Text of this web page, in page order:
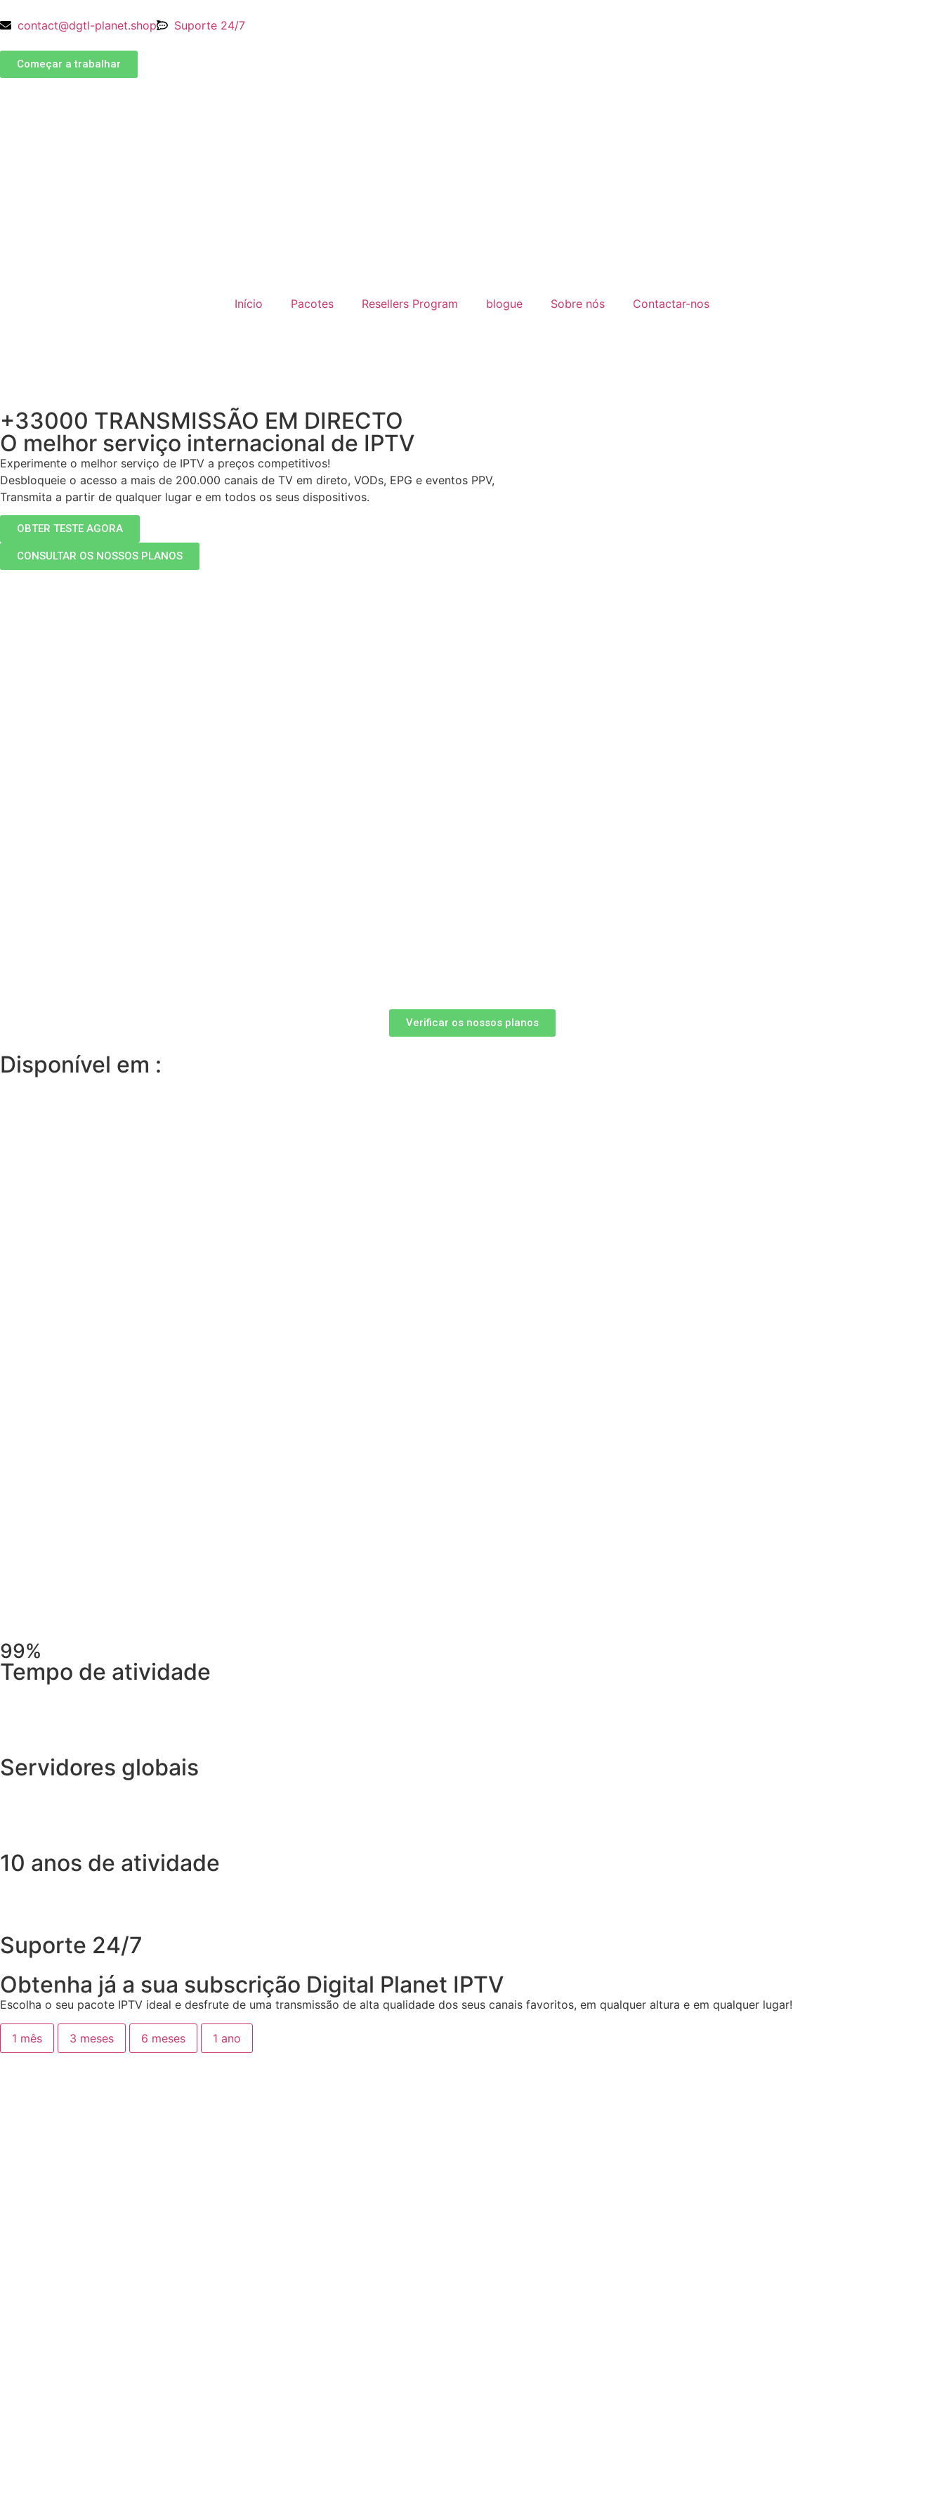
contact@dgtl-planet.shop Suporte 24/7
Começar a trabalhar
Início Pacotes Resellers Program blogue Sobre nós Contactar-nos
+33000 TRANSMISSÃO EM DIRECTO
O melhor serviço internacional de IPTV
Experimente o melhor serviço de IPTV a preços competitivos!
Desbloqueie o acesso a mais de 200.000 canais de TV em direto, VODs, EPG e eventos PPV,
Transmita a partir de qualquer lugar e em todos os seus dispositivos.
OBTER TESTE AGORA
CONSULTAR OS NOSSOS PLANOS
Verificar os nossos planos
Disponível em :
99%
Tempo de atividade
Servidores globais
10 anos de atividade
Suporte 24/7
Obtenha já a sua subscrição Digital Planet IPTV
Escolha o seu pacote IPTV ideal e desfrute de uma transmissão de alta qualidade dos seus canais favoritos, em qualquer altura e em qualquer lugar!
1 mês 3 meses 6 meses 1 ano